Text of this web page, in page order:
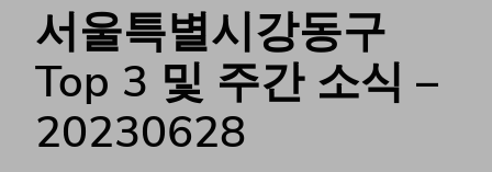
서울특별시강동구
Top 3 및 주간 소식 –
20230628